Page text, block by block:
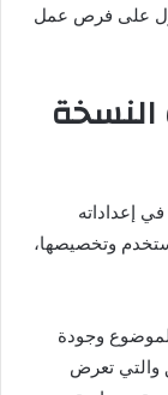
على فرص عمل
النسخة
إعداداته
وتخصيصها،
وجودة
والتي تعرض